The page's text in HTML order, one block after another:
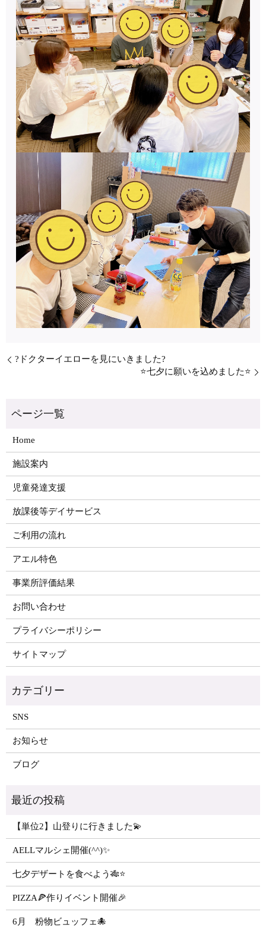
?ドクターイエローを見にいきました?
⭐七夕に願いを込めました⭐
Home
施設案内
児童発達支援
放課後等デイサービス
ご利用の流れ
アエル特色
事業所評価結果
お問い合わせ
プライバシーポリシー
サイトマップ
SNS
お知らせ
ブログ
【単位2】山登りに行きました💫
AELLマルシェ開催(^^)✨
七夕デザートを食べよう🎋⭐️
PIZZA🍕作りイベント開催🎉
6月 粉物ビュッフェ🐙